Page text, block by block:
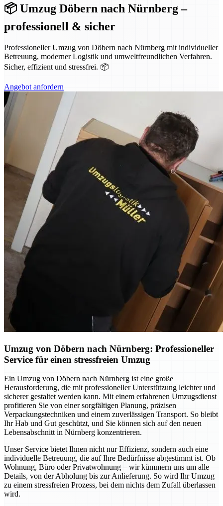
📦 Umzug Döbern nach Nürnberg –
professionell & sicher
Professioneller Umzug von Döbern nach Nürnberg mit individueller
Betreuung, moderner Logistik und umweltfreundlichen Verfahren.
Sicher, effizient und stressfrei. 📦
Angebot anfordern
Umzug von Döbern nach Nürnberg: Professioneller
Service für einen stressfreien Umzug
Ein Umzug von Döbern nach Nürnberg ist eine große
Herausforderung, die mit professioneller Unterstützung leichter und
sicherer gestaltet werden kann. Mit einem erfahrenen Umzugsdienst
profitieren Sie von einer sorgfältigen Planung, präzisen
Verpackungstechniken und einem zuverlässigen Transport. So bleibt
Ihr Hab und Gut geschützt, und Sie können sich auf den neuen
Lebensabschnitt in Nürnberg konzentrieren.
Unser Service bietet Ihnen nicht nur Effizienz, sondern auch eine
individuelle Betreuung, die auf Ihre Bedürfnisse abgestimmt ist. Ob
Wohnung, Büro oder Privatwohnung – wir kümmern uns um alle
Details, von der Abholung bis zur Anlieferung. So wird Ihr Umzug
zu einem stressfreien Prozess, bei dem nichts dem Zufall überlassen
wird.